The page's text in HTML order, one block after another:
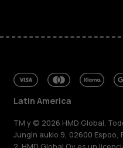
Latin America
TM y © 2026 HMD Global.
Jungin aukio 9, 02600 Espoo,